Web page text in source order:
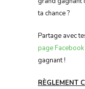
ta chance ?
Partage avec
page Facebook
gagnant !
RÈGLEMENT